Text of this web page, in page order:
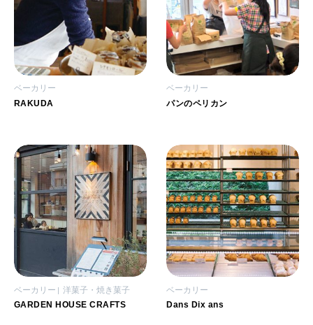
ベーカリー
RAKUDA
ベーカリー
パンのペリカン
ベーカリー 洋菓子・焼き菓子
GARDEN HOUSE CRAFTS
ベーカリー
Dans Dix ans